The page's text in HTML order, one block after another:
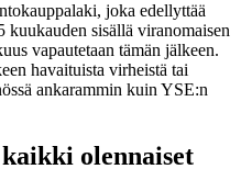
joka edellyttää
kuukauden sisällä viranomaisen
vapautetaan tämän jälkeen.
havaituista virheistä tai
ankarammin kuin YSE:n
olennaiset